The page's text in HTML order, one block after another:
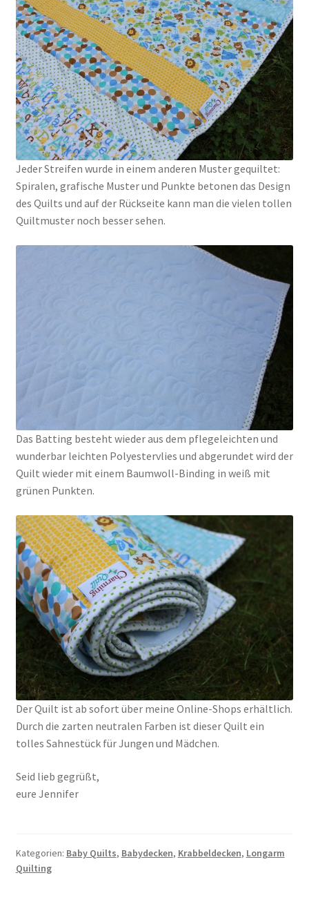
Jeder Streifen wurde in einem anderen Muster gequiltet:
Spiralen, grafische Muster und Punkte betonen das Design
des Quilts und auf der Rückseite kann man die vielen tollen
Quiltmuster noch besser sehen.
Das Batting besteht wieder aus dem pflegeleichten und
wunderbar leichten Polyestervlies und abgerundet wird der
Quilt wieder mit einem Baumwoll-Binding in weiß mit
grünen Punkten.
Der Quilt ist ab sofort über meine Online-Shops erhältlich.
Durch die zarten neutralen Farben ist dieser Quilt ein
tolles Sahnestück für Jungen und Mädchen.
Seid lieb gegrüßt,
eure Jennifer
Kategorien: Baby Quilts, Babydecken, Krabbeldecken, Longarm
Quilting